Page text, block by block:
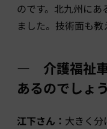
のです。北九州に
ました。技術面も教
― 介護福祉車
あるのでしょう
江下さん： 大きく分